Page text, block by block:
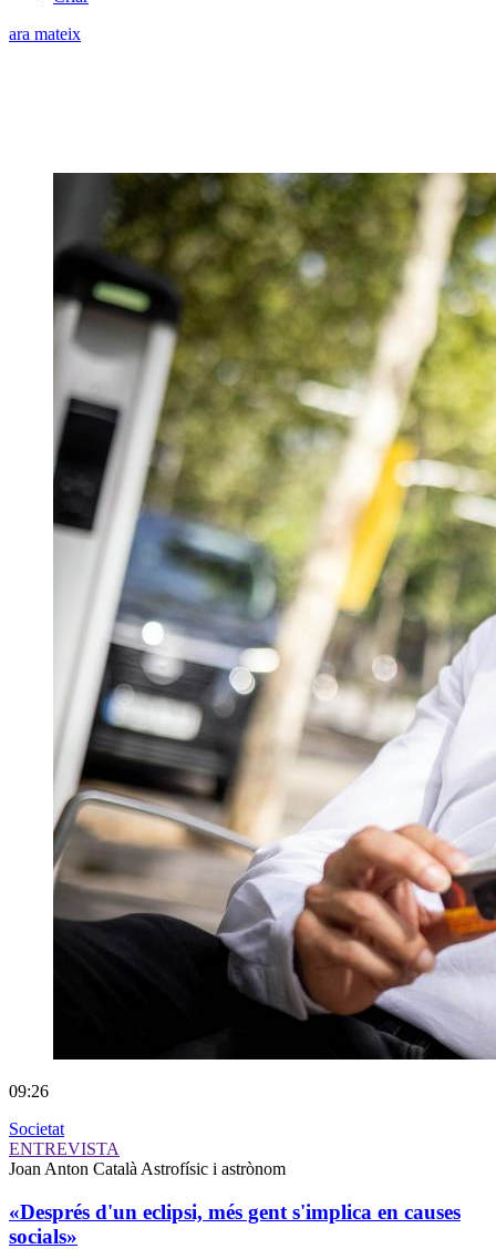
ara mateix
09:26
Societat
ENTREVISTA
Joan Anton Català Astrofísic i astrònom
«Després d'un eclipsi, més gent s'implica en causes
socials»